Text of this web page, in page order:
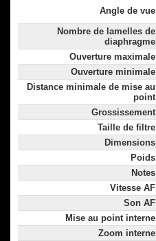
Angle de vue
Nombre de lamelles de
diaphragme
Ouverture maximale
Ouverture minimale
Distance minimale de mise au
point
Grossissement
Taille de filtre
Dimensions
Poids
Notes
Vitesse AF
Son AF
Mise au point interne
Zoom interne